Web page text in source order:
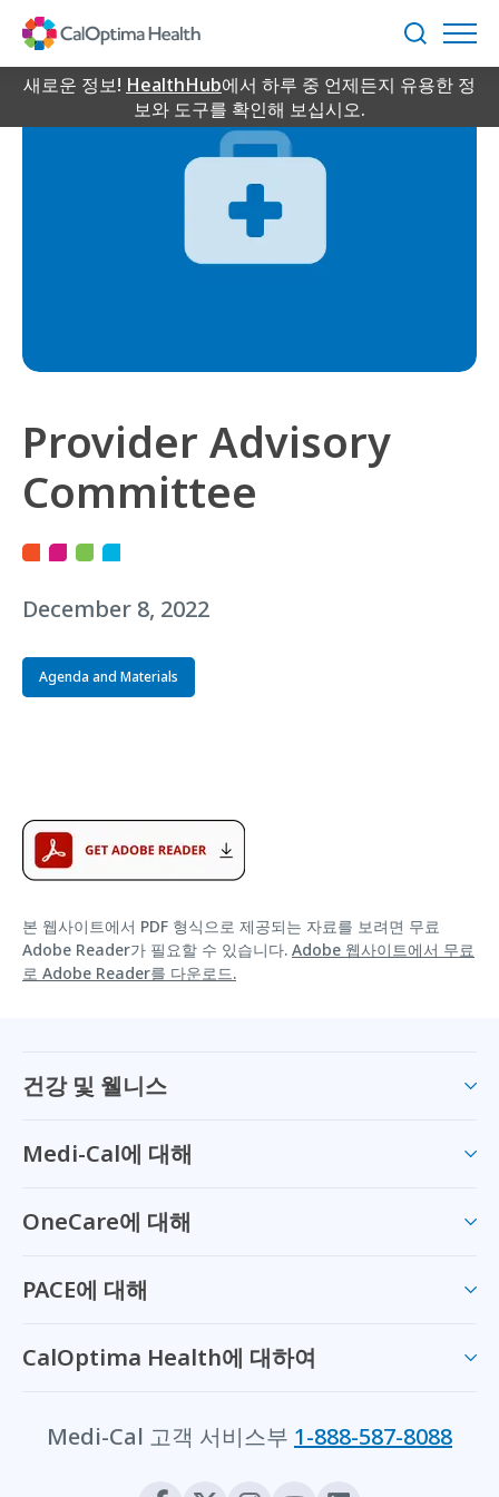
Content
검
색
새로운 정보! HealthHub에서 하루 중 언제든지 유용한 정
보와 도구를 확인해 보십시오.
Provider Advisory
Committee
December 8, 2022
Agenda and Materials
본 웹사이트에서 PDF 형식으로 제공되는 자료를 보려면 무료
Adobe Reader가 필요할 수 있습니다. Adobe 웹사이트에서 무료
로 Adobe Reader를 다운로드.
건강 및 웰니스
Medi-Cal에 대해
OneCare에 대해
PACE에 대해
CalOptima Health에 대하여
Medi-Cal 고객 서비스부 1-888-587-8088